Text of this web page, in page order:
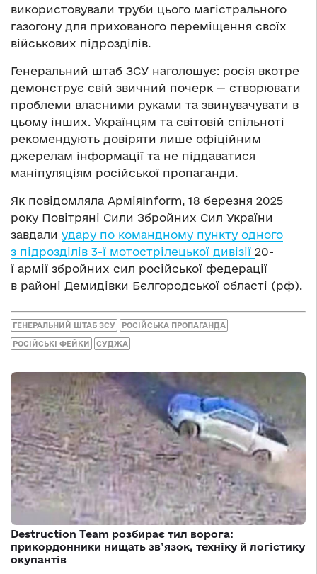
використовували труби цього магістрального
газогону для прихованого переміщення своїх
військових підрозділів.
Генеральний штаб ЗСУ наголошує: росія вкотре
демонструє свій звичний почерк — створювати
проблеми власними руками та звинувачувати в
цьому інших. Українцям та світовій спільноті
рекомендують довіряти лише офіційним
джерелам інформації та не піддаватися
маніпуляціям російської пропаганди.
Як повідомляла АрміяInform, 18 березня 2025
року Повітряні Сили Збройних Сил України
завдали удару по командному пункту одного
з підрозділів 3-ї мотострілецької дивізії 20-
ї армії збройних сил російської федерації
в районі Демидівки Бєлгородської області (рф).
ГЕНЕРАЛЬНИЙ ШТАБ ЗСУ РОСІЙСЬКА ПРОПАГАНДА
РОСІЙСЬКІ ФЕЙКИ СУДЖА
Destruction Team розбирає тил ворога:
прикордонники нищать зв’язок, техніку й логістику
окупантів